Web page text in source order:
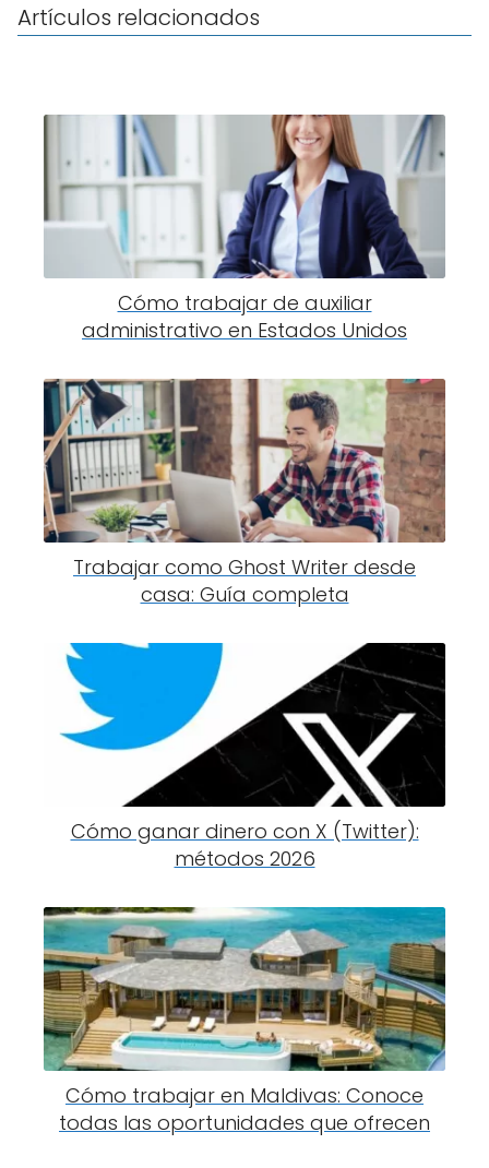
Artículos relacionados
Cómo trabajar de auxiliar
administrativo en Estados Unidos
Trabajar como Ghost Writer desde
casa: Guía completa
Cómo ganar dinero con X (Twitter):
métodos 2026
Cómo trabajar en Maldivas: Conoce
todas las oportunidades que ofrecen